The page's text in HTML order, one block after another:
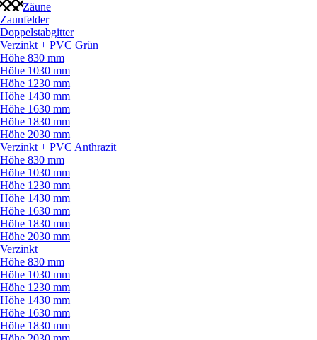
Zäune
Zaunfelder
Doppelstabgitter
Verzinkt + PVC Grün
Höhe 830 mm
Höhe 1030 mm
Höhe 1230 mm
Höhe 1430 mm
Höhe 1630 mm
Höhe 1830 mm
Höhe 2030 mm
Verzinkt + PVC Anthrazit
Höhe 830 mm
Höhe 1030 mm
Höhe 1230 mm
Höhe 1430 mm
Höhe 1630 mm
Höhe 1830 mm
Höhe 2030 mm
Verzinkt
Höhe 830 mm
Höhe 1030 mm
Höhe 1230 mm
Höhe 1430 mm
Höhe 1630 mm
Höhe 1830 mm